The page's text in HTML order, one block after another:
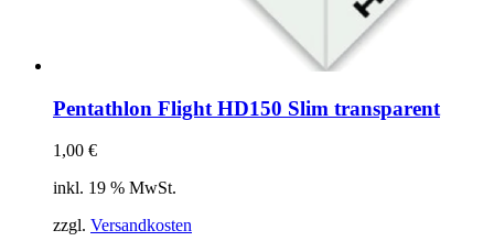
Pentathlon Flight HD150 Slim transparent
1,00 €
inkl. 19 % MwSt.
zzgl. Versandkosten